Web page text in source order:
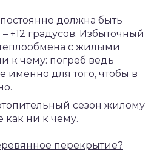
должна быть
– +12 градусов. Избыточный
теплообмена с жилыми
к чему: погреб ведь
именно для того, чтобы в
сезон жилому
как ни к чему.
перекрытие?